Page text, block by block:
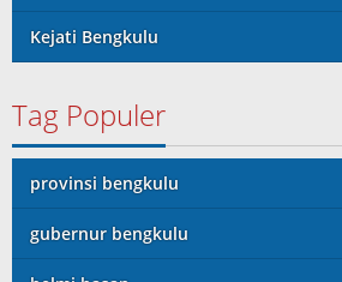
Kejati Bengkulu
Tag Populer
provinsi bengkulu
gubernur bengkulu